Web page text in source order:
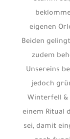
eigenen
Beiden
zudem
Unsereins
jedoch
Winterfell &
einem Ritual
sei, damit